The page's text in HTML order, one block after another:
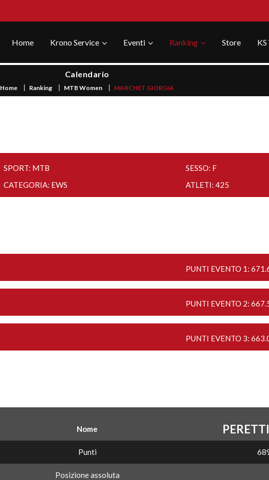
Home Krono Service Eventi Ranking Store
Calendario
Home Ranking MTB Women MARCHET GIORGIA
SPORT: MTB
SESSO: F
CATEGORIA: EWS ATLETI: 425
PUNTI EVENTO 1:
PUNTI EVENTO 2:
PUNTI EVENTO 3:
Nome
Punti
Posizione assoluta